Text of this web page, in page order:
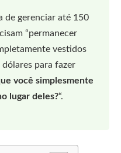
de gerenciar até 150
“permanecer
vestidos
para fazer
você simplesmente
lugar deles?“.